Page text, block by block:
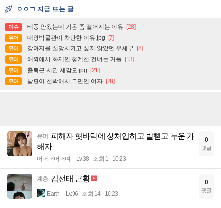
ㅇㅇㄱ 지금 뜨는 글
이슈 태풍 안왔는데 기온 좀 떨어지는 이유 [28]
유머 대영박물관이 차단한 이유.jpg [7]
유머 강아지를 실망시키고 싶지 않았던 우체부 [8]
유머 해외에서 화제인 청계천 건너는 커플 [13]
유머 출퇴근 시간 체감도.jpg [21]
유머 남편이 천박해서 고민인 여자 [28]
유머 피해자 혓바닥에 상처입히고 발뻗고 누운 가
해자
머머머머머며 Lv.38 조회 1 10:23
0
댓글
계층 김선태 근황
Earth Lv.96 조회 14 10:23
0
댓글